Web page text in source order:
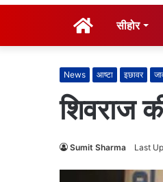
सीहोर
News आष्टा इछावर
शिवराज
Sumit Sharma Last